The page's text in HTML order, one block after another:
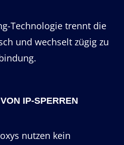
Technologie trennt die
und wechselt zügig zu
IP-SPERREN
nutzen kein